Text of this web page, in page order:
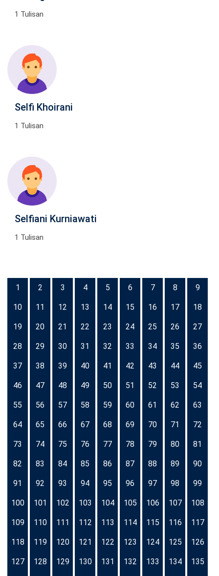
1 Tulisan
Selfi Khoirani
1 Tulisan
Selfiani Kurniawati
1 Tulisan
1 2 3 4 5 6 7 8 9
10 11 12 13 14 15 16 17 18
19 20 21 22 23 24 25 26 27
28 29 30 31 32 33 34 35 36
37 38 39 40 41 42 43 44 45
46 47 48 49 50 51 52 53 54
55 56 57 58 59 60 61 62 63
64 65 66 67 68 69 70 71 72
73 74 75 76 77 78 79 80 81
82 83 84 85 86 87 88 89 90
91 92 93 94 95 96 97 98 99
100 101 102 103 104 105 106 107 108
109 110 111 112 113 114 115 116 117
118 119 120 121 122 123 124 125 126
127 128 129 130 131 132 133 134 135